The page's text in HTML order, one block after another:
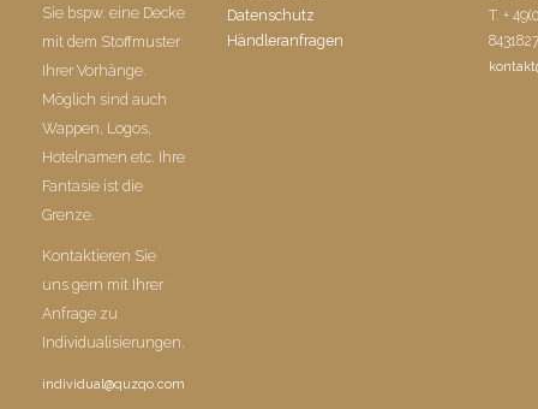
Sie bspw. eine Decke
mit dem Stoffmuster
Ihrer Vorhänge.
Möglich sind auch
Wappen, Logos,
Hotelnamen etc. Ihre
Fantasie ist die
Grenze.
Kontaktieren Sie
uns gern mit Ihrer
Anfrage zu
Individualisierungen.
individual@quzqo.com
Datenschutz
Händleranfragen
T. +